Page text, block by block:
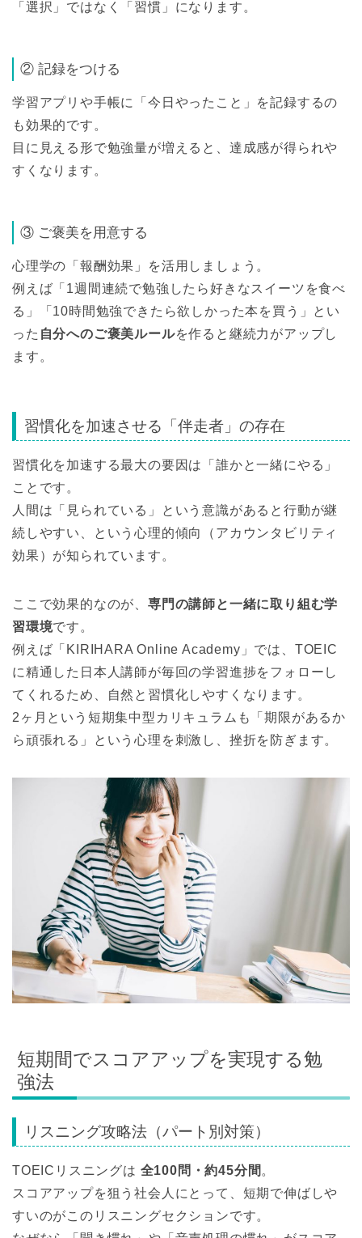
「選択」ではなく「習慣」になります。
② 記録をつける
学習アプリや手帳に「今日やったこと」を記録するの
も効果的です。
目に見える形で勉強量が増えると、達成感が得られや
すくなります。
③ ご褒美を用意する
心理学の「報酬効果」を活用しましょう。
例えば「1週間連続で勉強したら好きなスイーツを食べ
る」「10時間勉強できたら欲しかった本を買う」とい
った 自分へのご褒美ルールを作ると継続力がアップし
ます。
習慣化を加速させる「伴走者」の存在
習慣化を加速する最大の要因は「誰かと一緒にやる」
ことです。
人間は「見られている」という意識があると行動が継
続しやすい、という心理的傾向（アカウンタビリティ
効果）が知られています。
ここで効果的なのが、 専門の講師と一緒に取り組む学
習環境です。
例えば「KIRIHARA Online Academy」では、TOEIC
に精通した日本人講師が毎回の学習進捗をフォローし
てくれるため、自然と習慣化しやすくなります。
2ヶ月という短期集中型カリキュラムも「期限があるか
ら頑張れる」という心理を刺激し、挫折を防ぎます。
短期間でスコアアップを実現する勉
強法
リスニング攻略法（パート別対策）
TOEICリスニングは 全100問・約45分間 。
スコアアップを狙う社会人にとって、短期で伸ばしや
すいのがこのリスニングセクションです。